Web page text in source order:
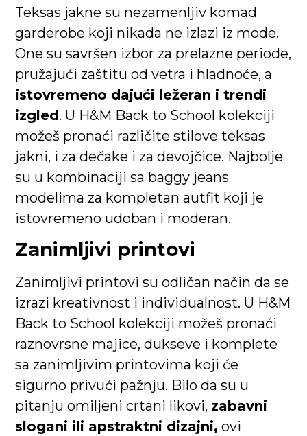
Teksas jakne su nezamenljiv komad
garderobe koji nikada ne izlazi iz mode.
One su savršen izbor za prelazne periode,
pružajući zaštitu od vetra i hladnoće, a
istovremeno dajući ležeran i trendi
izgled. U H&M Back to School kolekciji
možeš pronaći različite stilove teksas
jakni, i za dečake i za devojčice. Najbolje
su u kombinaciji sa baggy jeans
modelima za kompletan autfit koji je
istovremeno udoban i moderan.
Zanimljivi printovi
Zanimljivi printovi su odličan način da se
izrazi kreativnost i individualnost. U H&M
Back to School kolekciji možeš pronaći
raznovrsne majice, dukseve i komplete
sa zanimljivim printovima koji će
sigurno privući pažnju. Bilo da su u
pitanju omiljeni crtani likovi, zabavni
slogani ili apstraktni dizajni, ovi